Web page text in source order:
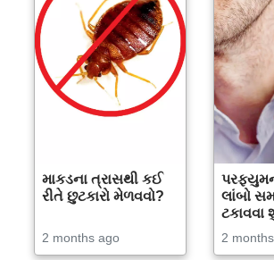
માકડના ત્રાસથી કઈ
રીતે છુટકારો મેળવવો?
2 months ago
લાંબો
ટકાવવા
2